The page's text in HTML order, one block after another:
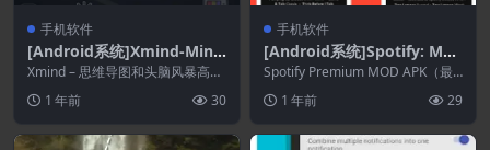
手机软件
[Android系统]Xmind-Mind
Map & Brainstorm 24.01.1
4274
Xmind – 思维导图和头脑风暴高级
1 年前 30
手机软件
[Android系统]Spotify: Mus
ic and Podcasts 9.0.58.578
Beta
Spotify Premium MOD APK（最
1 年前 29